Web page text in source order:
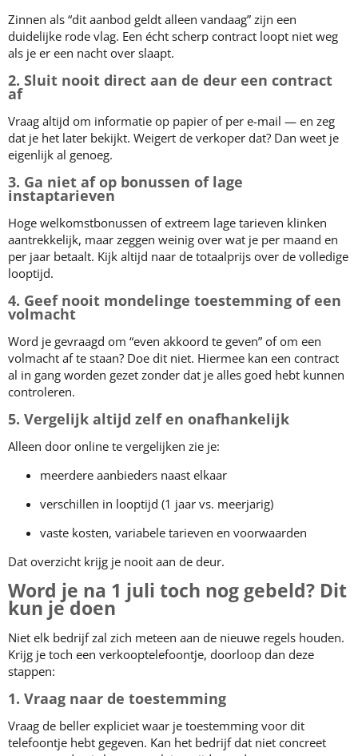
Zinnen als “dit aanbod geldt alleen vandaag” zijn een
duidelijke rode vlag. Een écht scherp contract loopt niet weg
als je er een nacht over slaapt.
2. Sluit nooit direct aan de deur een contract
af
Vraag altijd om informatie op papier of per e-mail — en zeg
dat je het later bekijkt. Weigert de verkoper dat? Dan weet je
eigenlijk al genoeg.
3. Ga niet af op bonussen of lage
instaptarieven
Hoge welkomstbonussen of extreem lage tarieven klinken
aantrekkelijk, maar zeggen weinig over wat je per maand en
per jaar betaalt. Kijk altijd naar de totaalprijs over de volledige
looptijd.
4. Geef nooit mondelinge toestemming of een
volmacht
Word je gevraagd om “even akkoord te geven” of om een
volmacht af te staan? Doe dit niet. Hiermee kan een contract
al in gang worden gezet zonder dat je alles goed hebt kunnen
controleren.
5. Vergelijk altijd zelf en onafhankelijk
Alleen door online te vergelijken zie je:
meerdere aanbieders naast elkaar
verschillen in looptijd (1 jaar vs. meerjarig)
vaste kosten, variabele tarieven en voorwaarden
Dat overzicht krijg je nooit aan de deur.
Word je na 1 juli toch nog gebeld? Dit
kun je doen
Niet elk bedrijf zal zich meteen aan de nieuwe regels houden.
Krijg je toch een verkooptelefoontje, doorloop dan deze
stappen:
1. Vraag naar de toestemming
Vraag de beller expliciet waar je toestemming voor dit
telefoontje hebt gegeven. Kan het bedrijf dat niet concreet